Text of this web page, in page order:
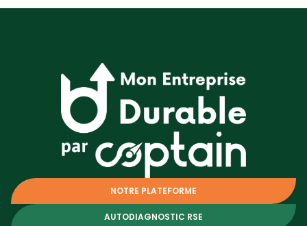
NOTRE PLATEFORME
AUTODIAGNOSTIC RSE